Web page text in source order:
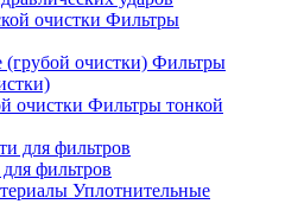
Фильтры
Фильтры
Фильтры тонкой
фильтров
Уплотнительные